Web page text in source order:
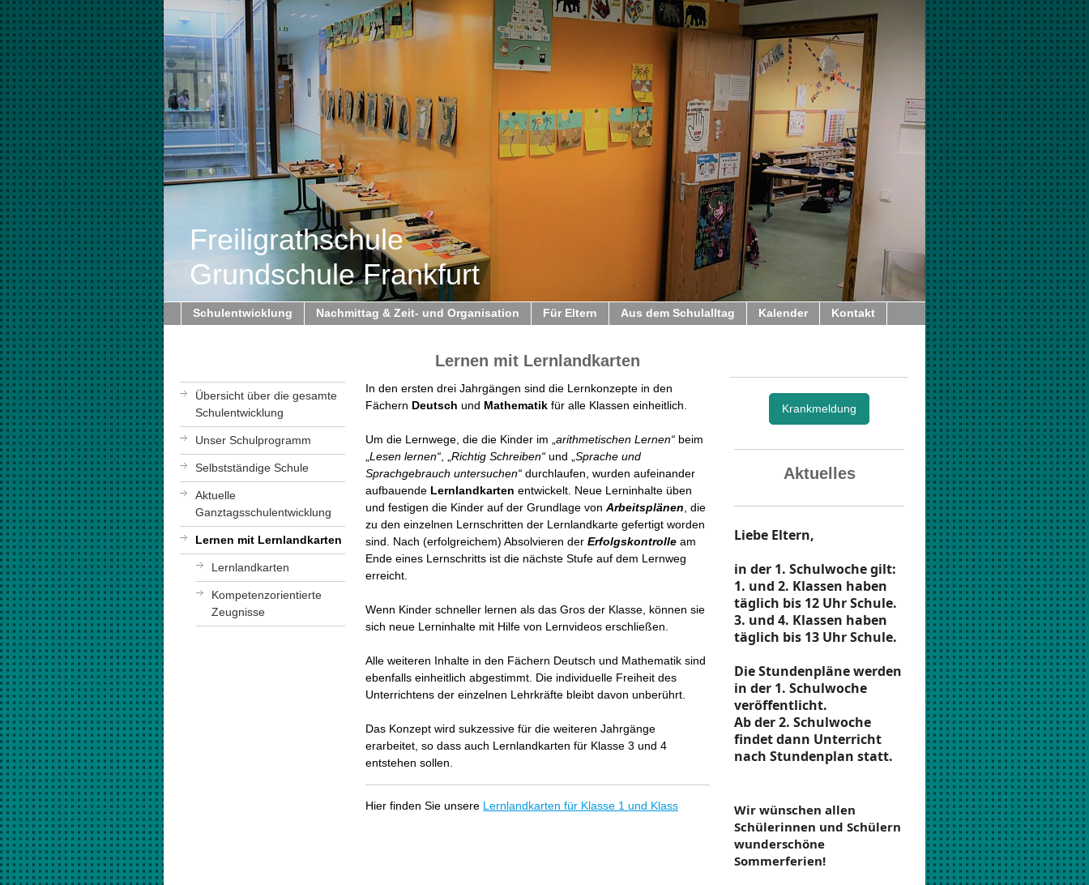
Freiligrathschule
Grundschule Frankfurt
Schulentwicklung Nachmittag & Zeit- und Organisation Für Eltern Aus dem Schulalltag Kalender Kontakt
Übersicht über die gesamte
Schulentwicklung
Unser Schulprogramm
Selbstständige Schule
Aktuelle
Ganztagsschulentwicklung
Lernen mit Lernlandkarten
Lernlandkarten
Kompetenzorientierte
Zeugnisse
Lernen mit Lernlandkarten
In den ersten drei Jahrgängen sind die Lernkonzepte in den
Fächern Deutsch und Mathematik für alle Klassen einheitlich.
Um die Lernwege, die die Kinder im „ arithmetischen Lernen“ beim
Lesen lernen“ Richtig Schreiben“ und „ Sprache und
Sprachgebrauch untersuchen“ durchlaufen, wurden aufeinander
aufbauende Lernlandkarten entwickelt. Neue Lerninhalte üben
und festigen die Kinder auf der Grundlage von Arbeitsplänen , die
zu den einzelnen Lernschritten der Lernlandkarte gefertigt worden
sind. Nach (erfolgreichem) Absolvieren der Erfolgskontrolle am
Ende eines Lernschritts ist die nächste Stufe auf dem Lernweg
erreicht.
Wenn Kinder schneller lernen als das Gros der Klasse, können sie
sich neue Lerninhalte mit Hilfe von Lernvideos erschließen.
Alle weiteren Inhalte in den Fächern Deutsch und Mathematik sind
ebenfalls einheitlich abgestimmt. Die individuelle Freiheit des
Unterrichtens der einzelnen Lehrkräfte bleibt davon unberührt.
Das Konzept wird sukzessive für die weiteren Jahrgänge
erarbeitet, so dass auch Lernlandkarten für Klasse 3 und 4
entstehen sollen.
Hier finden Sie unsere Lernlandkarten für Klasse 1 und Klass
Krankmeldung
Aktuelles
Liebe Eltern,
in der 1. Schulwoche gilt:
1. und 2. Klassen haben
täglich bis 12 Uhr Schule.
3. und 4. Klassen haben
täglich bis 13 Uhr Schule.
Die Stundenpläne werden
in der 1. Schulwoche
veröffentlicht.
Ab der 2. Schulwoche
findet dann Unterricht
nach Stundenplan statt.
Wir wünschen allen
Schülerinnen und Schülern
wunderschöne
Sommerferien!